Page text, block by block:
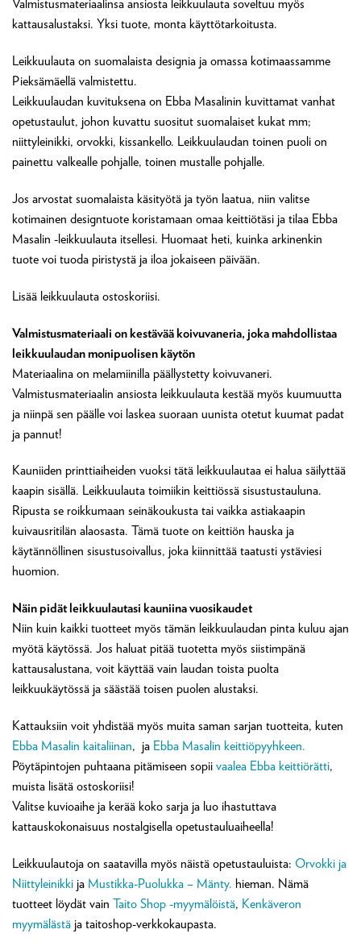
Valmistusmateriaalinsa ansiosta leikkuulauta soveltuu myös
kattausalustaksi. Yksi tuote, monta käyttötarkoitusta.
Leikkuulauta on suomalaista designia ja omassa kotimaassamme
Pieksämäellä valmistettu.
Leikkuulaudan kuvituksena on Ebba Masalinin kuvittamat vanhat
opetustaulut, johon kuvattu suositut suomalaiset kukat mm;
niittyleinikki, orvokki, kissankello. Leikkuulaudan toinen puoli on
painettu valkealle pohjalle, toinen mustalle pohjalle.
Jos arvostat suomalaista käsityötä ja työn laatua, niin valitse
kotimainen designtuote koristamaan omaa keittiötäsi ja tilaa Ebba
Masalin -leikkuulauta itsellesi. Huomaat heti, kuinka arkinenkin
tuote voi tuoda piristystä ja iloa jokaiseen päivään.
Lisää leikkuulauta ostoskoriisi.
Valmistusmateriaali on kestävää koivuvaneria, joka mahdollistaa
leikkuulaudan monipuolisen käytön
Materiaalina on melamiinilla päällystetty koivuvaneri.
Valmistusmateriaalin ansiosta leikkuulauta kestää myös kuumuutta
ja niinpä sen päälle voi laskea suoraan uunista otetut kuumat padat
ja pannut!
Kauniiden printtiaiheiden vuoksi tätä leikkuulautaa ei halua säilyttää
kaapin sisällä. Leikkuulauta toimiikin keittiössä sisustustauluna.
Ripusta se roikkumaan seinäkoukusta tai vaikka astiakaapin
kuivausritilän alaosasta. Tämä tuote on keittiön hauska ja
käytännöllinen sisustusoivallus, joka kiinnittää taatusti ystäviesi
huomion.
Näin pidät leikkuulautasi kauniina vuosikaudet
Niin kuin kaikki tuotteet myös tämän leikkuulaudan pinta kuluu ajan
myötä käytössä. Jos haluat pitää tuotetta myös siistimpänä
kattausalustana, voit käyttää vain laudan toista puolta
leikkuukäytössä ja säästää toisen puolen alustaksi.
Kattauksiin voit yhdistää myös muita saman sarjan tuotteita, kuten
Ebba Masalin kaitaliinan, ja Ebba Masalin keittiöpyyhkeen.
Pöytäpintojen puhtaana pitämiseen sopii vaalea Ebba keittiörätti,
muista lisätä ostoskoriisi!
Valitse kuvioaihe ja kerää koko sarja ja luo ihastuttava
kattauskokonaisuus nostalgisella opetustauluaiheella!
Leikkuulautoja on saatavilla myös näistä opetustauluista: Orvokki ja
Niittyleinikki ja Mustikka-Puolukka – Mänty. hieman. Nämä
tuotteet löydät vain Taito Shop -myymälöistä, Kenkäveron
myymälästä ja taitoshop-verkkokaupasta.